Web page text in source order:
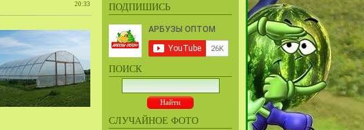
ПОДПИШИСЬ
ПОИСК
СЛУЧАЙНОЕ ФОТО
20:33